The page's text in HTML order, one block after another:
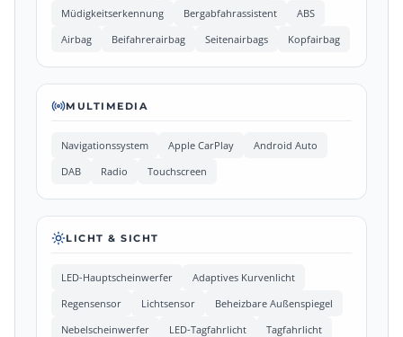
Müdigkeitserkennung
Bergabfahrassistent
ABS
Airbag
Beifahrerairbag Seitenairbags Kopfairbag
MULTIMEDIA
Navigationssystem Apple CarPlay
Android Auto
DAB
Radio Touchscreen
LICHT & SICHT
LED-Hauptscheinwerfer
Adaptives Kurvenlicht
Regensensor
Lichtsensor
Beheizbare Außenspiegel
Nebelscheinwerfer
LED-Tagfahrlicht
Tagfahrlicht